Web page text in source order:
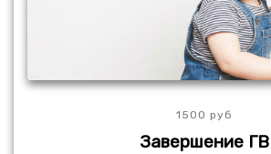
1500 руб
Завершение ГВ